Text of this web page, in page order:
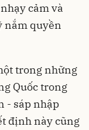
cảm và
nắm quyền
trong những
Quốc trong
- sáp nhập
định này cũng